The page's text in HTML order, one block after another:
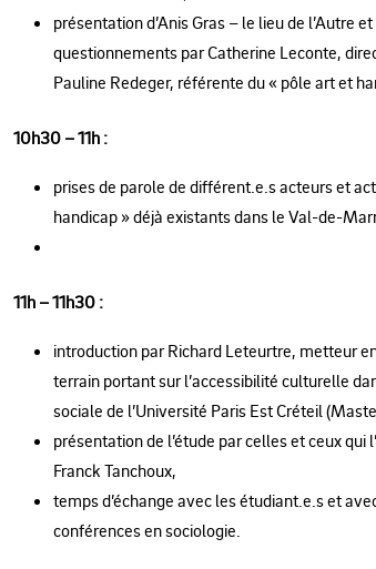
présentation d’Anis Gras – le lieu de l’Autre
questionnements par Catherine Leconte,
Pauline Redeger, référente du « pôle art et
10h30 – 11h :
prises de parole de différent.e.s acteurs et
handicap » déjà existants dans le Val-de-
11h – 11h30 :
introduction par Richard Leteurtre, metteur
terrain portant sur l’accessibilité culturelle
sociale de l’Université Paris Est Créteil
présentation de l’étude par celles et ceux
Franck Tanchoux,
temps d’échange avec les étudiant.e.s et
conférences en sociologie.